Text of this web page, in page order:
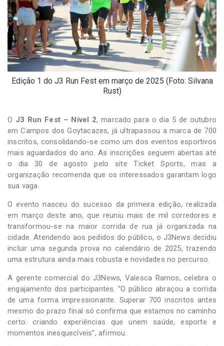
Edição 1 do J3 Run Fest em março de 2025 (Foto: Silvana
Rust)
O J3 Run Fest – Nível 2, marcado para o dia 5 de outubro
em Campos dos Goytacazes, já ultrapassou a marca de 700
inscritos, consolidando-se como um dos eventos esportivos
mais aguardados do ano. As inscrições seguem abertas até
o dia 30 de agosto pelo site Ticket Sports, mas a
organização recomenda que os interessados garantam logo
sua vaga.
O evento nasceu do sucesso da primeira edição, realizada
em março deste ano, que reuniu mais de mil corredores e
transformou-se na maior corrida de rua já organizada na
cidade. Atendendo aos pedidos do público, o J3News decidiu
incluir uma segunda prova no calendário de 2025, trazendo
uma estrutura ainda mais robusta e novidades no percurso.
A gerente comercial do J3News, Valesca Ramos, celebra o
engajamento dos participantes. “O público abraçou a corrida
de uma forma impressionante. Superar 700 inscritos antes
mesmo do prazo final só confirma que estamos no caminho
certo: criando experiências que unem saúde, esporte e
momentos inesquecíveis”, afirmou.